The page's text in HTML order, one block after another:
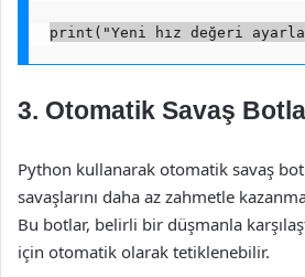
print("Yeni hız değeri
3. Otomatik Savaş
Python kullanarak otomatik savaş
savaşlarını daha az zahmetle
Bu botlar, belirli bir düşmanla
için otomatik olarak tetiklenebilir.